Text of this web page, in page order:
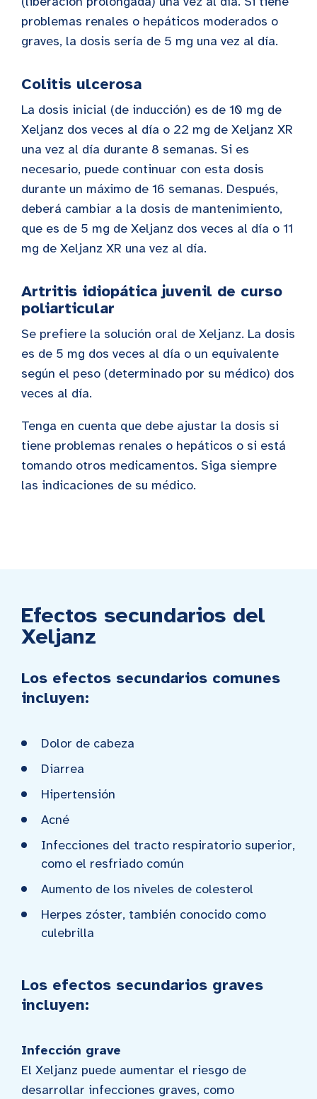
problemas renales o hepáticos moderados o
graves, la dosis sería de 5 mg una vez al día.
Colitis ulcerosa
La dosis inicial (de inducción) es de 10 mg de
Xeljanz dos veces al día o 22 mg de Xeljanz XR
una vez al día durante 8 semanas. Si es
necesario, puede continuar con esta dosis
durante un máximo de 16 semanas. Después,
deberá cambiar a la dosis de mantenimiento,
que es de 5 mg de Xeljanz dos veces al día o 11
mg de Xeljanz XR una vez al día.
Artritis idiopática juvenil de curso
poliarticular
Se prefiere la solución oral de Xeljanz. La dosis
es de 5 mg dos veces al día o un equivalente
según el peso (determinado por su médico) dos
veces al día.
Tenga en cuenta que debe ajustar la dosis si
tiene problemas renales o hepáticos o si está
tomando otros medicamentos. Siga siempre
las indicaciones de su médico.
Efectos secundarios del
Xeljanz
Los efectos secundarios comunes
incluyen:
Dolor de cabeza
Diarrea
Hipertensión
Acné
Infecciones del tracto respiratorio superior,
como el resfriado común
Aumento de los niveles de colesterol
Herpes zóster, también conocido como
culebrilla
Los efectos secundarios graves
incluyen:
Infección grave
El Xeljanz puede aumentar el riesgo de
desarrollar infecciones graves, como